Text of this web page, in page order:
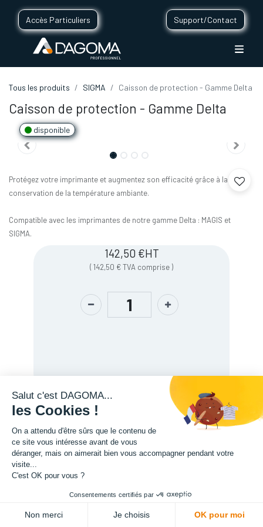
Accès Particuliers Support/Contact
Tous les produits SIGMA Caisson de protection - Gamme Delta
Caisson de protection - Gamme Delta
disponible
Protégez votre imprimante et augmentez son efficacité grâce à la
conservation de la température ambiante.
Compatible avec les imprimantes de notre gamme Delta : MAGIS et
SIGMA.
142,50 €HT
( 142,50 €TVA comprise )
L'expertise de la fabrication additive francaise, au service de vos
Salut c'est DAGOMA...
les Cookies !
On a attendu d'être sûrs que le contenu de
ce site vous intéresse avant de vous
déranger, mais on aimerait bien vous accompagner pendant votre
visite...
C'est OK pour vous ?
Consentements certifiés par
Non merci Je choisis OK pour moi